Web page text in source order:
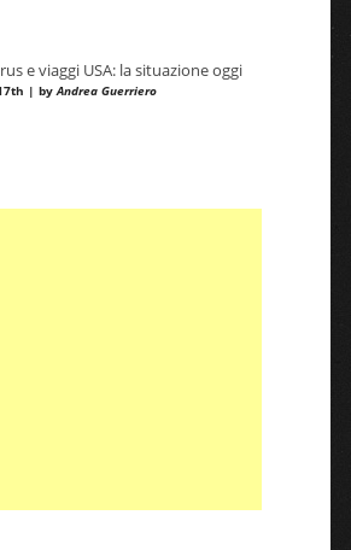
e viaggi USA: la situazione oggi
| byAndrea Guerriero